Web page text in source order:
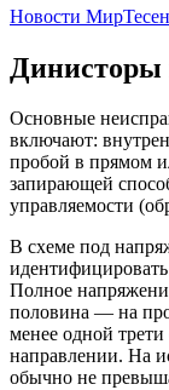
Новости МирТесен
Динисторы
Основные
включают:
пробой в прямом
запирающей
управляемости
В схеме под
Полное
половина — на
менее одной
направлении. На
обычно не